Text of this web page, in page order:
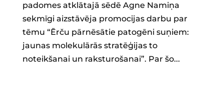
padomes atklātajā sēdē Agne Namiņa
sekmīgi aizstāvēja promocijas darbu par
tēmu “Ērču pārnēsātie patogēni suņiem:
jaunas molekulārās stratēģijas to
noteikšanai un raksturošanai”. Par šo...